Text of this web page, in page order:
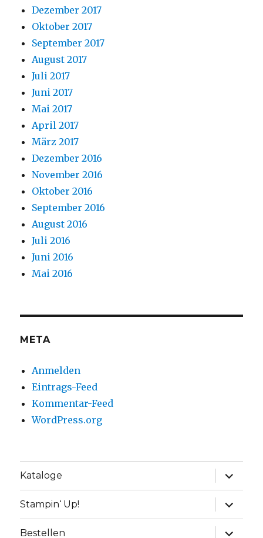
Dezember 2017
Oktober 2017
September 2017
August 2017
Juli 2017
Juni 2017
Mai 2017
April 2017
März 2017
Dezember 2016
November 2016
Oktober 2016
September 2016
August 2016
Juli 2016
Juni 2016
Mai 2016
META
Anmelden
Eintrags-Feed
Kommentar-Feed
WordPress.org
Kataloge
Stampin‘ Up!
Bestellen